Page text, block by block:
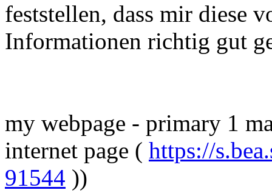
feststellen, dass mir diese
Informationen richtig gut
my webpage - primary 1
internet page ( https://
91544 ))